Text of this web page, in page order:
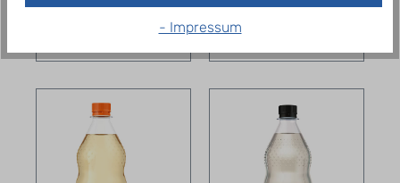
In den Warenkorb In den Warenkorb
- Impressum